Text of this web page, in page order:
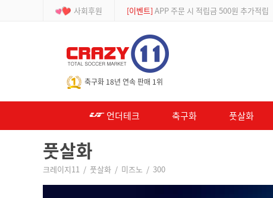
사회후원 [이벤트] APP 주문 시 적립금 500원 추가적립
축구화 18년 연속 판매 1위
언더테크 축구화 풋살화
풋살화
크레이지11 / 풋살화 / 미즈노 / 300